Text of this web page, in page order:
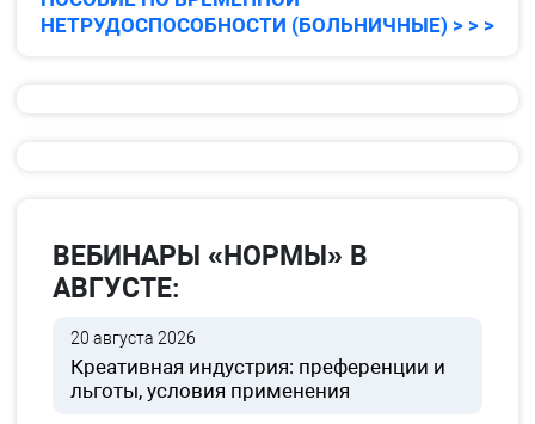
НЕТРУДОСПОСОБНОСТИ (БОЛЬНИЧНЫЕ) > > >
ВЕБИНАРЫ «НОРМЫ» В
АВГУСТЕ:
20 августа 2026
Креативная индустрия: преференции и
льготы, условия применения